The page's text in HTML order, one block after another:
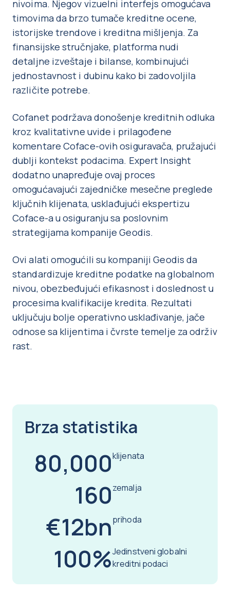
nivoima. Njegov vizuelni interfejs omogućava
timovima da brzo tumače kreditne ocene,
istorijske trendove i kreditna mišljenja. Za
finansijske stručnjake, platforma nudi
detaljne izveštaje i bilanse, kombinujući
jednostavnost i dubinu kako bi zadovoljila
različite potrebe.
Cofanet podržava donošenje kreditnih odluka
kroz kvalitativne uvide i prilagođene
komentare Coface-ovih osiguravača, pružajući
dublji kontekst podacima. Expert Insight
dodatno unapređuje ovaj proces
omogućavajući zajedničke mesečne preglede
ključnih klijenata, usklađujući ekspertizu
Coface-a u osiguranju sa poslovnim
strategijama kompanije Geodis.
Ovi alati omogućili su kompaniji Geodis da
standardizuje kreditne podatke na globalnom
nivou, obezbeđujući efikasnost i doslednost u
procesima kvalifikacije kredita. Rezultati
uključuju bolje operativno usklađivanje, jače
odnose sa klijentima i čvrste temelje za održiv
rast.
Brza statistika
80,000klijenata
160zemalja
€12bnprihoda
100%Jedinstveni globalni
kreditni podaci